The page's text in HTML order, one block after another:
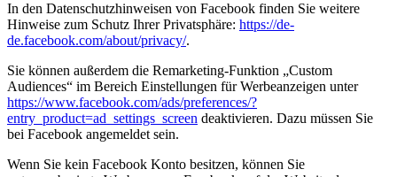
In den Datenschutzhinweisen von Facebook finden Sie weitere
Hinweise zum Schutz Ihrer Privatsphäre: https://de-
de.facebook.com/about/privacy/.
Sie können außerdem die Remarketing-Funktion „Custom
Audiences“ im Bereich Einstellungen für Werbeanzeigen unter
https://www.facebook.com/ads/preferences/?
entry_product=ad_settings_screen deaktivieren. Dazu müssen Sie
bei Facebook angemeldet sein.
Wenn Sie kein Facebook Konto besitzen, können Sie